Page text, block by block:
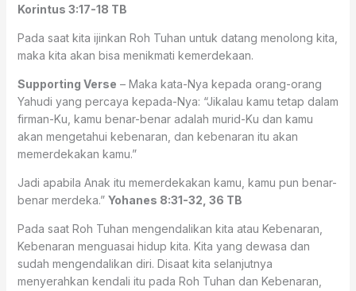
Korintus 3:17‭-‬18 TB
Pada saat kita ijinkan Roh Tuhan untuk datang menolong kita,
maka kita akan bisa menikmati kemerdekaan.
Supporting Verse – Maka kata-Nya kepada orang-orang
Yahudi yang percaya kepada-Nya: “Jikalau kamu tetap dalam
firman-Ku, kamu benar-benar adalah murid-Ku dan kamu
akan mengetahui kebenaran, dan kebenaran itu akan
memerdekakan kamu.”
Jadi apabila Anak itu memerdekakan kamu, kamu pun benar-
benar merdeka.” Yohanes 8:31‭-‬32‭, ‬36 TB
Pada saat Roh Tuhan mengendalikan kita atau Kebenaran,
Kebenaran menguasai hidup kita. Kita yang dewasa dan
sudah mengendalikan diri. Disaat kita selanjutnya
menyerahkan kendali itu pada Roh Tuhan dan Kebenaran,